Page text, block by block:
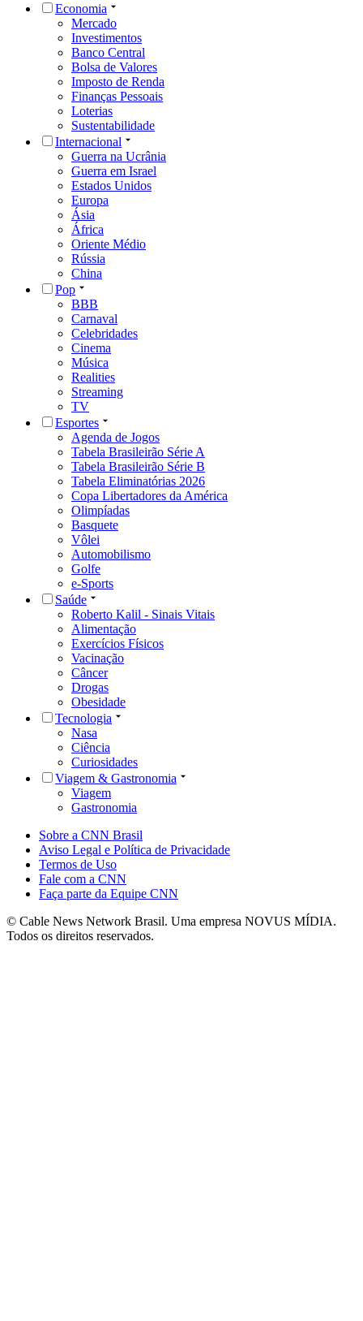
Economia
Mercado
Investimentos
Banco Central
Bolsa de Valores
Imposto de Renda
Finanças Pessoais
Loterias
Sustentabilidade
Internacional
Guerra na Ucrânia
Guerra em Israel
Estados Unidos
Europa
Ásia
África
Oriente Médio
Rússia
China
Pop
BBB
Carnaval
Celebridades
Cinema
Música
Realities
Streaming
TV
Esportes
Agenda de Jogos
Tabela Brasileirão Série A
Tabela Brasileirão Série B
Tabela Eliminatórias 2026
Copa Libertadores da América
Olimpíadas
Basquete
Vôlei
Automobilismo
Golfe
e-Sports
Saúde
Roberto Kalil - Sinais Vitais
Alimentação
Exercícios Físicos
Vacinação
Câncer
Drogas
Obesidade
Tecnologia
Nasa
Ciência
Curiosidades
Viagem & Gastronomia
Viagem
Gastronomia
Sobre a CNN Brasil
Aviso Legal e Política de Privacidade
Termos de Uso
Fale com a CNN
Faça parte da Equipe CNN
© Cable News Network Brasil. Uma empresa NOVUS MÍDIA.
Todos os direitos reservados.